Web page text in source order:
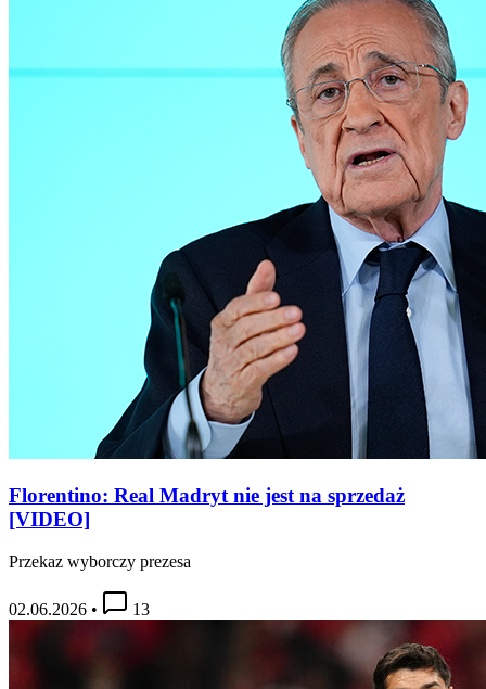
Florentino: Real Madryt nie jest na sprzedaż
[VIDEO]
Przekaz wyborczy prezesa
02.06.2026 • 13